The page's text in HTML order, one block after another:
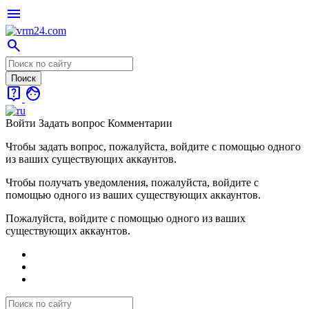
menu
search
live_help face
Войти Задать вопрос Комментарии
Чтобы задать вопрос, пожалуйста, войдите с помощью одного
из ваших существующих аккаунтов.
Чтобы получать уведомления, пожалуйста, войдите с
помощью одного из ваших существующих аккаунтов.
Пожалуйста, войдите с помощью одного из ваших
существующих аккаунтов.